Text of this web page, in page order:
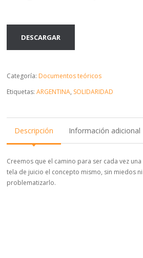
DESCARGAR
Categoría: Documentos teóricos
Etiquetas:ARGENTINA, SOLIDARIDAD
Descripción Información adicional
Creemos que el camino para ser cada vez
tela de juicio el concepto mismo, sin miedos
problematizarlo.